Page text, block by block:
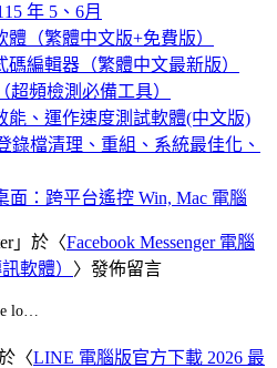
年 5、6月
（繁體中文版+免費版）
碼編輯器（繁體中文最新版）
超頻檢測必備工具）
能、運作速度測試軟體(中文版)
錄檔清理、重組、系統最佳化、
面：跨平台遙控 Win, Mac 電腦
」於〈Facebook Messenger 電腦
軟體） 〉發佈留言
lo…
〈LINE 電腦版官方下載 2026 最